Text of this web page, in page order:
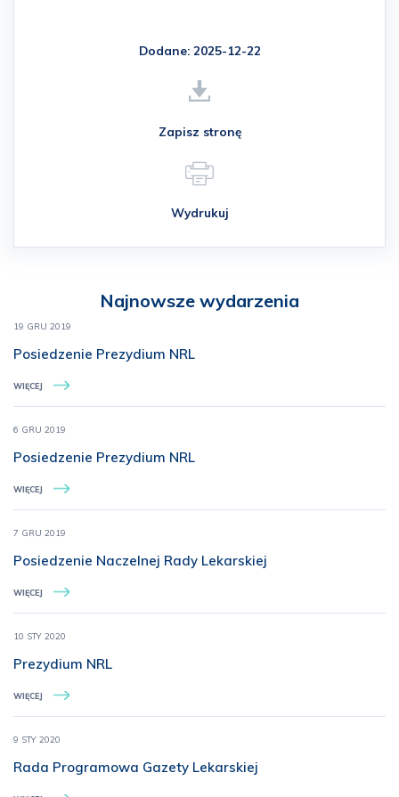
Najnowsze wydarzenia
19 GRU 2019
Posiedzenie Prezydium NRL
WIĘCEJ
6 GRU 2019
Posiedzenie Prezydium NRL
WIĘCEJ
7 GRU 2019
Posiedzenie Naczelnej Rady Lekarskiej
WIĘCEJ
10 STY 2020
Prezydium NRL
WIĘCEJ
9 STY 2020
Rada Programowa Gazety Lekarskiej
Dodane: 2025-12-22
Zapisz stronę
Wydrukuj